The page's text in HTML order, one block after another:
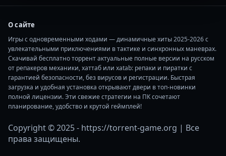
О сайте
Игры с одновременными ходами — динамичные хиты 2025-2026 с
увлекательными приключениями в тактике и синхронных маневрах.
Скачивай бесплатно торрент актуальные полные версии на русском
от репакеров механики, хаттаб или xatab: репаки и пиратки с
гарантией безопасности, без вирусов и регистрации. Быстрая
загрузка и удобная установка открывают двери в топ-новинки
полной лицензии. Эти свежие стратегии на ПК сочетают
планирование, удобство и крутой геймплей!
Copyright © 2025 - https://torrent-game.org | Все
права защищены.